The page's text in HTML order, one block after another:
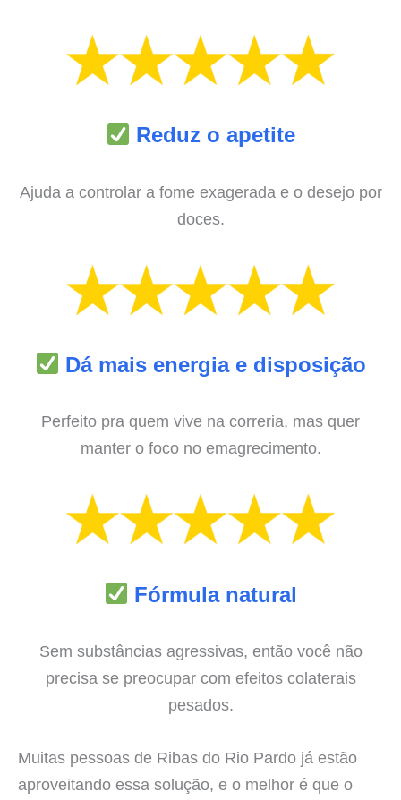
Reduz o apetite
Ajuda a controlar a fome exagerada e o desejo por
doces.
Dá mais energia e disposição
Perfeito pra quem vive na correria, mas quer
manter o foco no emagrecimento.
Fórmula natural
Sem substâncias agressivas, então você não
precisa se preocupar com efeitos colaterais
pesados.
Muitas pessoas de Ribas do Rio Pardo já estão
aproveitando essa solução, e o melhor é que o